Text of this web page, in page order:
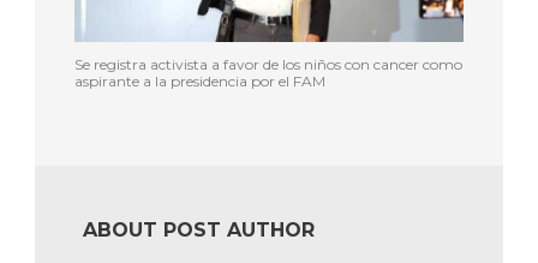
Se registra activista a favor de los niños con cancer como
aspirante a la presidencia por el FAM
ABOUT POST AUTHOR